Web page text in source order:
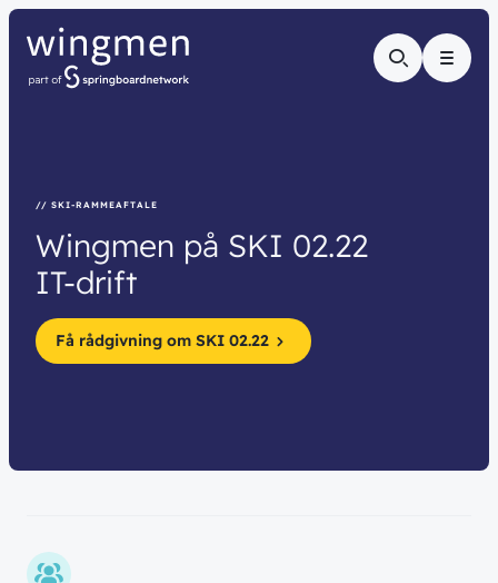
Menu
// SKI-RAMMEAFTALE
Wingmen på SKI 02.22
IT-drift
Få rådgivning om SKI 02.22